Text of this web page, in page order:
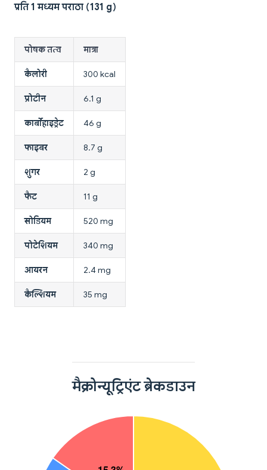
प्रति 1 मध्यम पराठा (131 g)
पोषक तत्व मात्रा
कैलोरी 300 kcal
प्रोटीन 6.1 g
कार्बोहाइड्रेट 46 g
फाइबर 8.7 g
शुगर 2 g
फैट 11 g
सोडियम 520 mg
पोटेशियम 340 mg
आयरन 2.4 mg
कैल्शियम 35 mg
मैक्रोन्यूट्रिएंट ब्रेकडाउन